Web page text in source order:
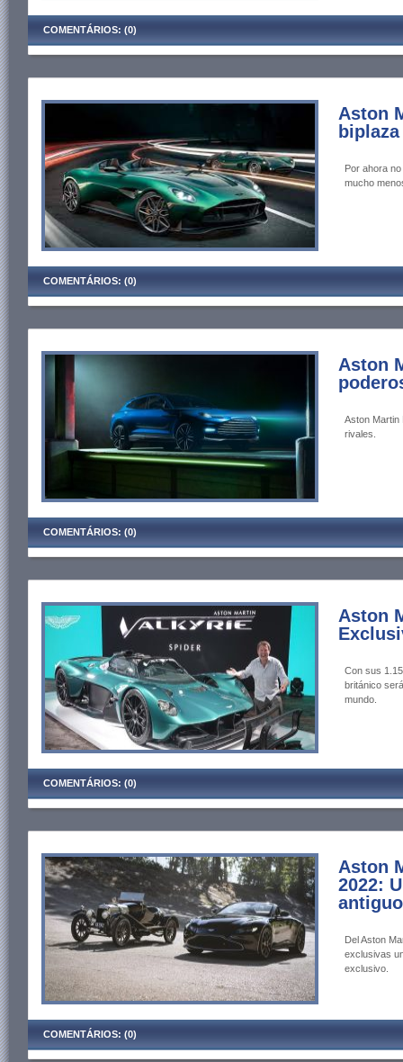
COMENTÁRIOS: (0)
Aston
Por ahora
mucho
COMENTÁRIOS: (0)
Aston
Aston Martin
rivales.
COMENTÁRIOS: (0)
Aston
Con sus
británico
mundo.
COMENTÁRIOS: (0)
Aston
2022:
antiguo
Del Aston
exclusivas
exclusivo.
COMENTÁRIOS: (0)